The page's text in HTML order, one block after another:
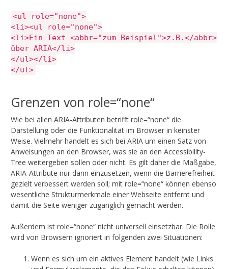
<ul role="none">
<li><ul role="none">
<li>Ein Text <abbr="zum Beispiel">z.B.</abbr>
über ARIA</li>
</ul></li>
</ul>
Grenzen von role=“none“
Wie bei allen ARIA-Attributen betrifft role=“none“ die
Darstellung oder die Funktionalität im Browser in keinster
Weise. Vielmehr handelt es sich bei ARIA um einen Satz von
Anweisungen an den Browser, was sie an den Accessibility-
Tree weitergeben sollen oder nicht. Es gilt daher die Maßgabe,
ARIA-Attribute nur dann einzusetzen, wenn die Barrierefreiheit
gezielt verbessert werden soll; mit role=“none“ können ebenso
wesentliche Strukturmerkmale einer Webseite entfernt und
damit die Seite weniger zugänglich gemacht werden.
Außerdem ist role=“none“ nicht universell einsetzbar. Die Rolle
wird von Browsern ignoriert in folgenden zwei Situationen:
Wenn es sich um ein aktives Element handelt (wie Links